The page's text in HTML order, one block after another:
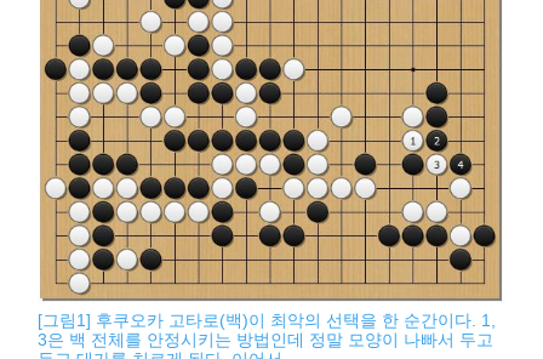
[그림1] 후쿠오카 고타로(백)이 최악의 선택을 한 순간이다. 1,
3은 백 전체를 안정시키는 방법인데 정말 모양이 나빠서 두고